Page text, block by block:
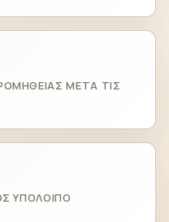
ΜΕΤΆ ΤΙΣ
ΥΠΌΛΟΙΠΟ